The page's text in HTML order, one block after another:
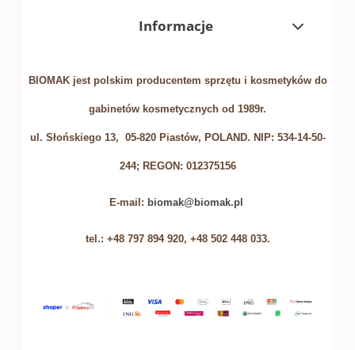
Informacje
BIOMAK jest polskim producentem sprzętu i kosmetyków do
gabinetów kosmetycznych od 1989r.
ul. Słońskiego 13, 05-820 Piastów, POLAND. NIP: 534-14-50-
244; REGON: 012375156
E-mail: biomak@biomak.pl
tel.: +48 797 894 920, +48 502 448 033.